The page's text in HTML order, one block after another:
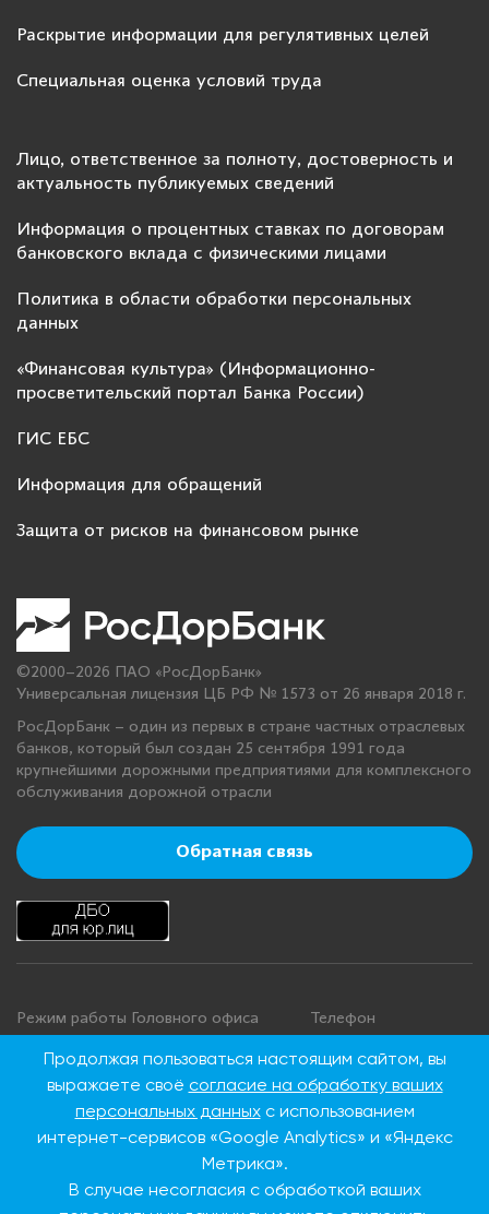
Раскрытие информации для регулятивных целей
Специальная оценка условий труда
Лицо, ответственное за полноту, достоверность и
актуальность публикуемых сведений
Информация о процентных ставках по договорам
банковского вклада с физическими лицами
Политика в области обработки персональных
данных
«Финансовая культура» (Информационно-
просветительский портал Банка России)
ГИС ЕБС
Информация для обращений
Защита от рисков на финансовом рынке
©2000–2026 ПАО «РосДорБанк»
Универсальная лицензия ЦБ РФ № 1573 от 26 января 2018 г.
РосДорБанк – один из первых в стране частных отраслевых
банков, который был создан 25 сентября 1991 года
крупнейшими дорожными предприятиями для комплексного
обслуживания дорожной отрасли
Обратная связь
Режим работы Головного офиса
Понедельник - четверг: с 9:00 до
18:00
Суббота, воскресенье: выходные
Телефон
+7 495 276 00 22
8 800 100 00 22
России)
Продолжая пользоваться настоящим сайтом, вы
выражаете своё согласие на обработку ваших
персональных данныхс использованием
интернет-сервисов «Google Analytics» и «Яндекс
Метрика».
В случае несогласия с обработкой ваших